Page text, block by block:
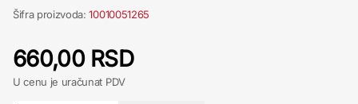
Šifra proizvoda:10010051265
660,00 RSD
U cenu je uračunat PDV